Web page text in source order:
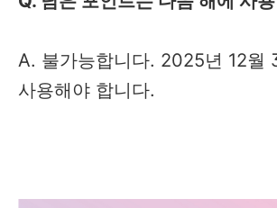
A. 불가능합니다. 2025년 12월
사용해야 합니다.